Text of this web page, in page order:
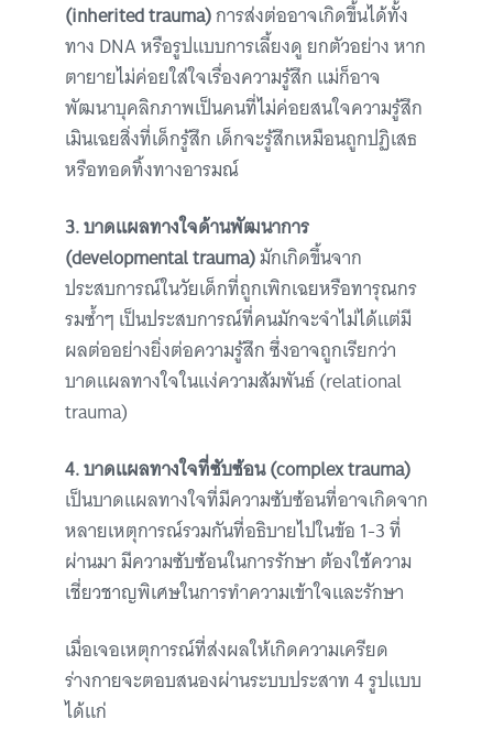
(inherited trauma)การส่งต่ออาจเกิดขึ้นได้ทั้ง
ทาง DNA หรือรูปแบบการเลี้ยงดู ยกตัวอย่าง หาก
ตายายไม่ค่อยใส่ใจเรื่องความรู้สึก แม่ก็อาจ
พัฒนาบุคลิกภาพเป็นคนที่ไม่ค่อยสนใจความรู้สึก
เมินเฉยสิ่งที่เด็กรู้สึก เด็กจะรู้สึกเหมือนถูกปฏิเสธ
หรือทอดทิ้งทางอารมณ์
3. บาดแผลทางใจด้านพัฒนาการ
(developmental trauma)มักเกิดขึ้นจาก
ประสบการณ์ในวัยเด็กที่ถูกเพิกเฉยหรือทารุณกร
รมซ้ำๆ เป็นประสบการณ์ที่คนมักจะจำไม่ได้แต่มี
ผลต่ออย่างยิ่งต่อความรู้สึก ซึ่งอาจถูกเรียกว่า
บาดแผลทางใจในแง่ความสัมพันธ์ (relational
trauma)
4. บาดแผลทางใจที่ซับซ้อน (complex trauma)
เป็นบาดแผลทางใจที่มีความซับซ้อนที่อาจเกิดจาก
หลายเหตุการณ์รวมกันที่อธิบายไปในข้อ 1-3 ที่
ผ่านมา มีความซับซ้อนในการรักษา ต้องใช้ความ
เชี่ยวชาญพิเศษในการทำความเข้าใจและรักษา
เมื่อเจอเหตุการณ์ที่ส่งผลให้เกิดความเครียด
ร่างกายจะตอบสนองผ่านระบบประสาท 4 รูปแบบ
ได้แก่